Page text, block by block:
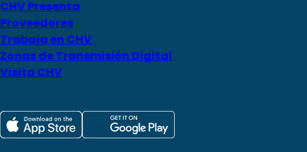
CHV Presenta
Proveedores
Trabaja en CHV
Zonas de Transmisión Digital
Visita CHV